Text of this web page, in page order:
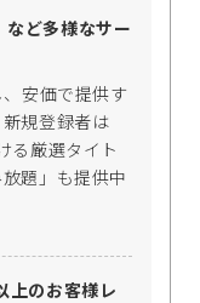
など多様なサー
安価で提供す
規登録者は
る厳選タイト
題」も提供中
上のお客様レ